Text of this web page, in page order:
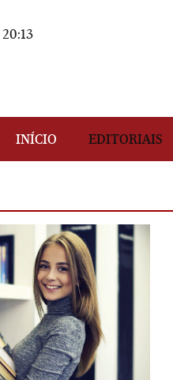
20:13
INÍCIO EDITORIAIS